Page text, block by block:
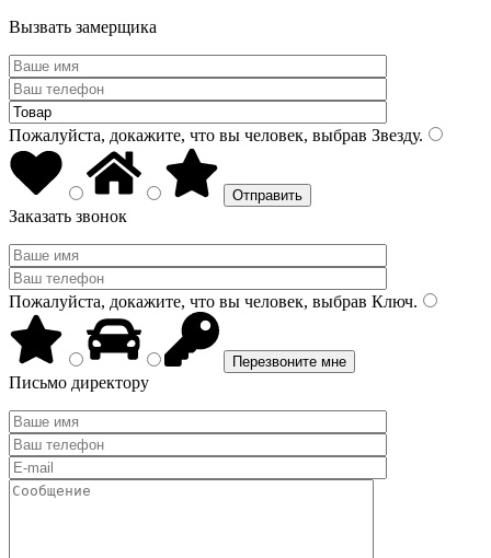
Вызвать замерщика
Пожалуйста, докажите, что вы человек, выбрав Звезду.
Заказать звонок
Пожалуйста, докажите, что вы человек, выбрав Ключ.
Письмо директору